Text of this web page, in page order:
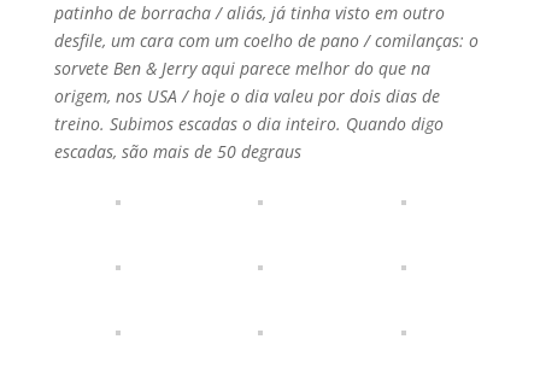
patinho de borracha / aliás, já tinha visto em outro
desfile, um cara com um coelho de pano / comilanças: o
sorvete Ben & Jerry aqui parece melhor do que na
origem, nos USA / hoje o dia valeu por dois dias de
treino. Subimos escadas o dia inteiro. Quando digo
escadas, são mais de 50 degraus